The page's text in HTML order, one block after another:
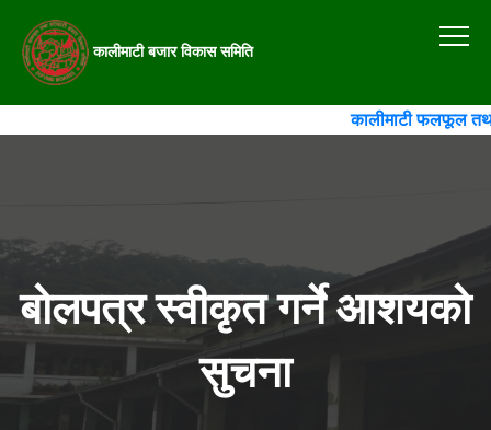
कालीमाटी बजार विकास समिति
कालीमाटी फलफूल तथा
बोलपत्र स्वीकृत गर्ने आशयको
सुचना